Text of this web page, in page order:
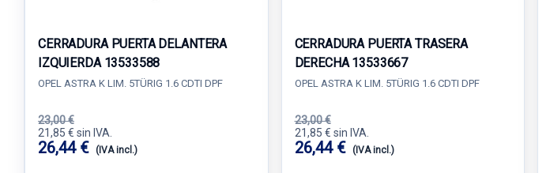
CERRADURA PUERTA DELANTERA
IZQUIERDA 13533588
OPEL ASTRA K LIM. 5TÜRIG 1.6 CDTI DPF
23,00 €
21,85 € sin IVA.
26,44 € (IVA incl.)
CERRADURA PUERTA TRASERA
DERECHA 13533667
OPEL ASTRA K LIM. 5TÜRIG 1.6 CDTI DPF
23,00 €
21,85 € sin IVA.
26,44 € (IVA incl.)